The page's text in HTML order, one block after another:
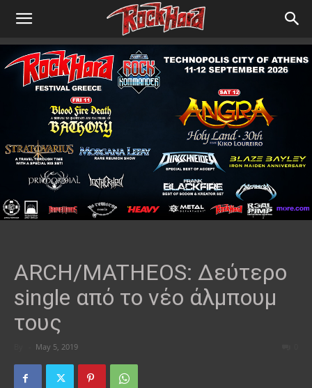
ARCH/MATHEOS: Δεύτερο
single από το νέο άλμπουμ
τους
May 5, 2019